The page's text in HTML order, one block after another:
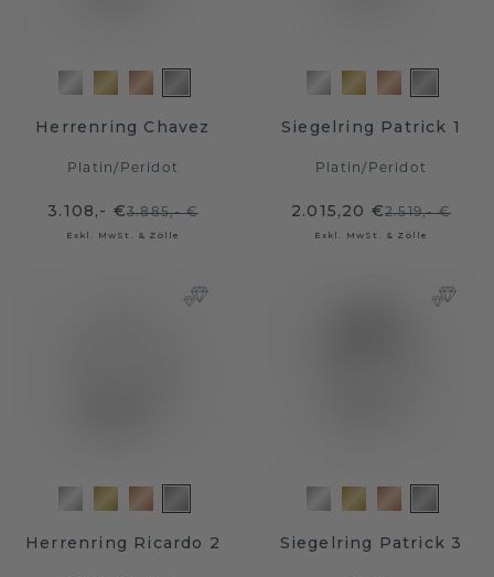
Herrenring Chavez
Platin/ Peridot
3.108,- €3.885,- €
Exkl. MwSt. & Zölle
Siegelring Patrick 1
Platin/ Peridot
2.015,20 €2.519,- €
Exkl. MwSt. & Zölle
Herrenring Ricardo 2 Siegelring Patrick 3